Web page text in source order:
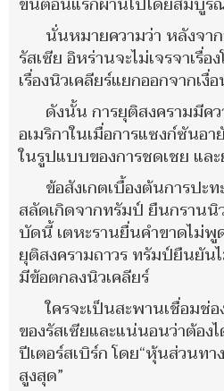
นั่นหมายความว่า หลังจา
รัสเซีย อิหร่านจะไม่เจรจาเรื่อ
เรื่องนิวเคลียร์แยกออกจากเงื่
ดังนั้น การยุติสงครามมีค
อเมริกาในเมื่อการแซงก์ซัน
ในรูปแบบของการชดเชย แล
ข้อสังเกตเบื้องต้นการปะ
สลัดเกิดจากทรัมป์ ยืนกรานนิ
บัดนี้ เตหะรานยื่นคำขาดไม่พู
ยุติสงครามถาวร ทรัมป์ยืนยัน
มีข้อตกลงนิวเคลียร์
ใครจะเป็นสะพานเชื่อมช่
ของรัสเซียและแน่นอนว่าต้อง
ปีเตอร์สเบิร์ก โดย“หุ้นส่วนท
สูงสุด”